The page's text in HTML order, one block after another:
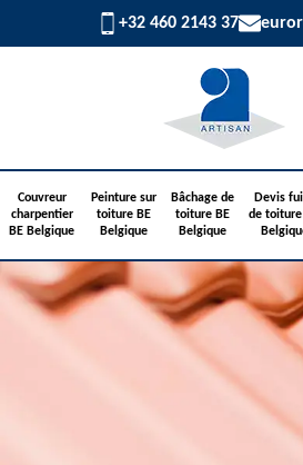
+32 460 2143 37
Couvreur
charpentier
BE Belgique
Peinture sur
toiture BE
Belgique
Bâchage de
toiture BE
Belgique
Devis
de toiture